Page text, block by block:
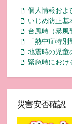
個人情報およ
いじめ防止基
台風時（暴風
「熱中症特
地震時の児童
緊急時におけ
災害安否確認